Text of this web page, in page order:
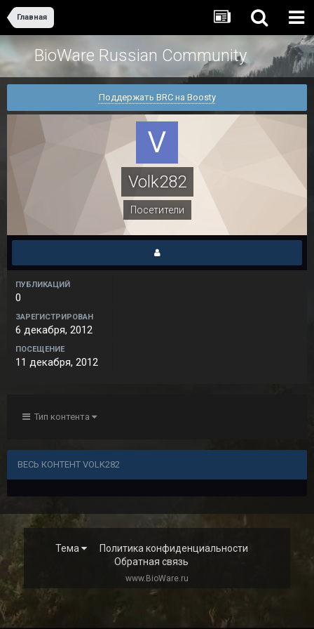
Главная
BioWare Russian Community
Поддержать BRC на Boosty
Volk282
Посетители
ПУБЛИКАЦИЙ
0
ЗАРЕГИСТРИРОВАН
6 декабря, 2012
ПОСЕЩЕНИЕ
11 декабря, 2012
Тип контента
ВЕСЬ КОНТЕНТ VOLK282
Тема
Политика конфиденциальности
Обратная связь
www.BioWare.ru